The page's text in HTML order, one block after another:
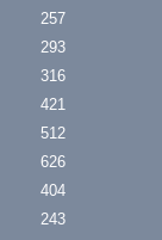
257
293
316
421
512
626
404
243